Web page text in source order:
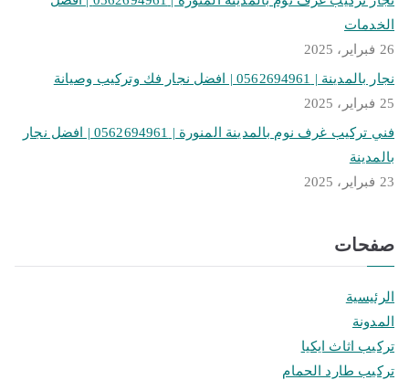
الخدمات
26 فبراير، 2025
نجار بالمدينة | 0562694961 | افضل نجار فك وتركيب وصيانة
25 فبراير، 2025
فني تركيب غرف نوم بالمدينة المنورة | 0562694961 | افضل نجار
بالمدينة
23 فبراير، 2025
صفحات
الرئيسية
المدونة
تركيب اثاث ايكيا
تركيب طارد الحمام